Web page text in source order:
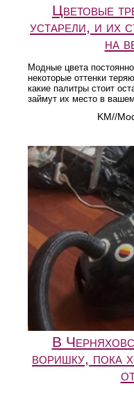
Цветовые
устарели, и их
на
Модные цвета
некоторые оттенки
какие палитры стоит
займут их место в
KM//
В
воришку, пока